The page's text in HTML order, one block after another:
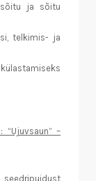
ja sõitu
telkimis- ja
–